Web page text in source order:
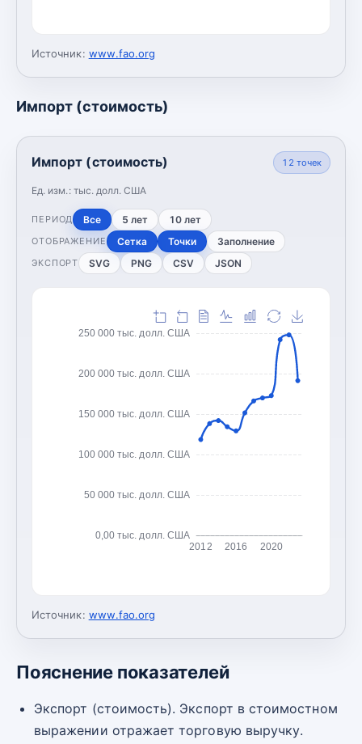
Источник: www.fao.org
Импорт (стоимость)
Импорт (стоимость)
Ед. изм.: тыс. долл. США
12 точек
ПЕРИОД Все 5 лет 10 лет
ОТОБРАЖЕНИЕ Сетка Точки Заполнение
ЭКСПОРТ SVG PNG CSV JSON
0,00 тыс. долл. США
50 000 тыс. долл. США
100 000 тыс. долл. США
150 000 тыс. долл. США
200 000 тыс. долл. США
250 000 тыс. долл. США
2012 2016 2020
Источник: www.fao.org
Пояснение показателей
Экспорт (стоимость). Экспорт в стоимостном
выражении отражает торговую выручку.